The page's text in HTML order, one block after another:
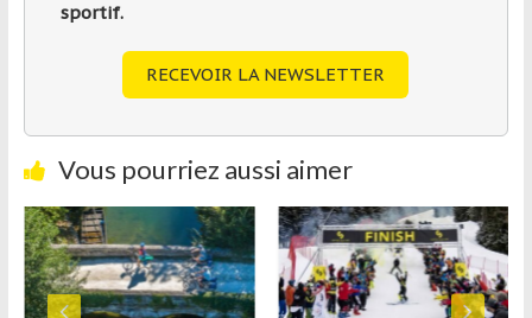
sportif.
RECEVOIR LA NEWSLETTER
Vous pourriez aussi aimer